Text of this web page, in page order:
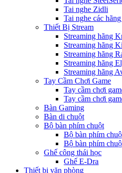
Tai nghe Zidli
Tai nghe các
Thiết Bị Stream
Streaming hãng
Streaming hãng
Streaming hãng
Streaming hãng
Streaming hãng
Tay Cầm Chơi Game
Tay cầm chơi
Tay cầm chơi
Bàn Gaming
Bàn di chuột
Bộ bàn phím chuột
Bộ bàn phím
Bộ bàn phím
Ghế công thái học
Ghế E-Dra
Thiết bị văn phòng